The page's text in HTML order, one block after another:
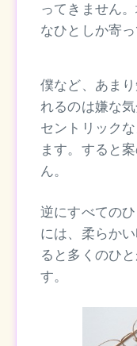
ってきません
なひとしか寄
僕など、あま
れるのは嫌な
セントリック
ます。すると
ん。
逆にすべての
には、柔らか
ると多くのひ
す。